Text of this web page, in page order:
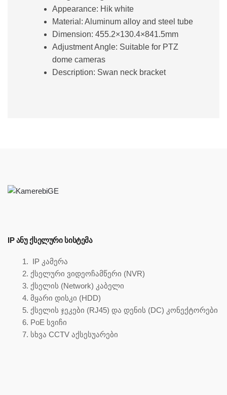
Appearance: Hik white
Material: Aluminum alloy and steel tube
Dimension: 455.2×130.4×841.5mm
Adjustment Angle: Suitable for PTZ
dome cameras
Description: Swan neck bracket
IP ᲐᲜᲣ ᲥᲡᲔᲚᲣᲠᲘ ᲡᲘᲡᲢᲔᲛᲐ
IP კამერა
ქსელური ვიდეოჩამწერი (NVR)
ქსელის (Network) კაბელი
მყარი დისკი (HDD)
ქსელის ჯეკები (RJ45) და დენის (DC) კონექტორები
PoE სვიჩი
სხვა CCTV აქსესუარები